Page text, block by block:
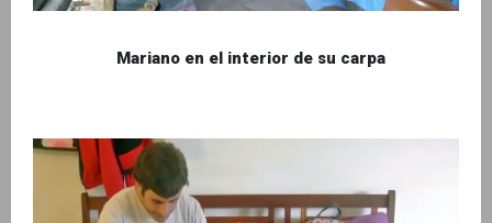
Mariano en el interior de su carpa